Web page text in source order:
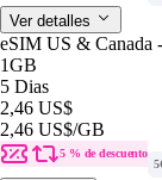
Ver detalles
eSIM US & Canada
1GB
5 Dias
2,46 US$
2,46 US$/GB
5 % de descuento